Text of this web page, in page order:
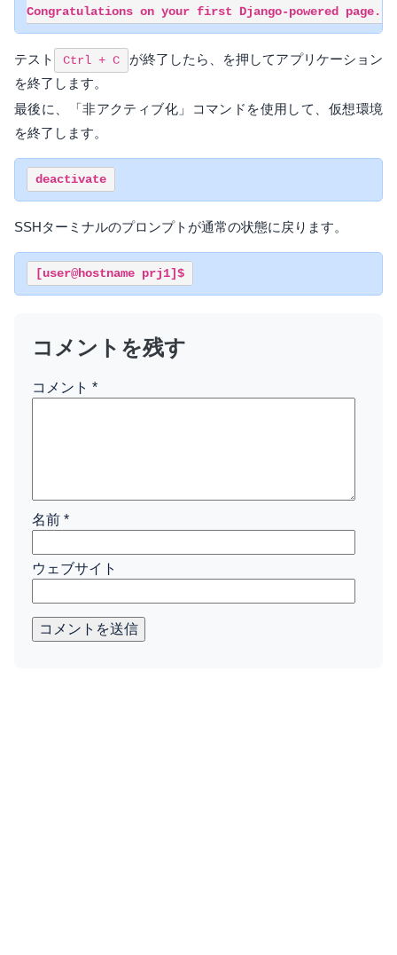
テスト Ctrl + C
が終了したら、を押してアプリケーション
を終了します。
最後に、「非アクティブ化」コマンドを使用して、仮想環境
を終了します。
SSHターミナルのプロンプトが通常の状態に戻ります。
コメントを残す
コメント *
名前 *
ウェブサイト
コメントを送信